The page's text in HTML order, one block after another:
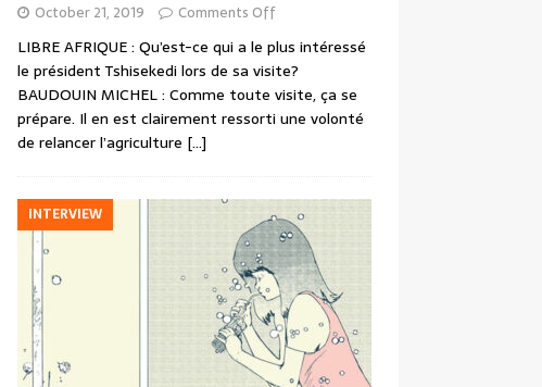
October 21, 2019 Comments Off
LIBRE AFRIQUE : Qu’est-ce qui a le plus intéressé
le président Tshisekedi lors de sa visite?
BAUDOUIN MICHEL : Comme toute visite, ça se
prépare. Il en est clairement ressorti une volonté
de relancer l’agriculture […]
INTERVIEW